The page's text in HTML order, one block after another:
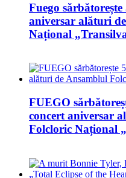
Fuego
aniversar alături
Național
FUEGO
concert aniversar
Folcloric Național